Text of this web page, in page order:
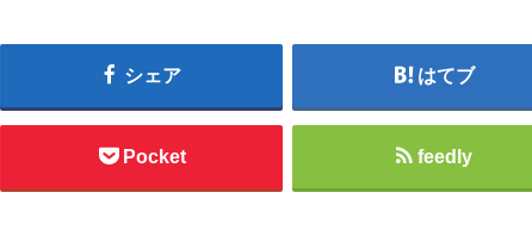
シェア はてブ
Pocket feedly